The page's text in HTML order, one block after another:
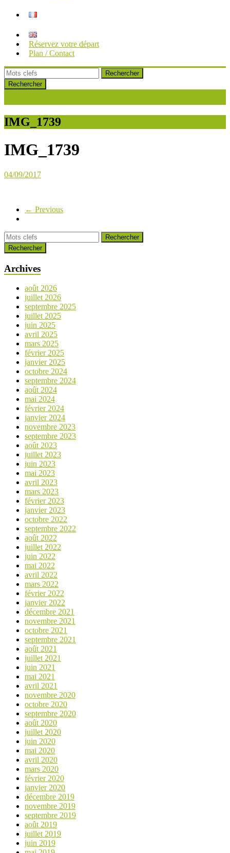
Réservez votre départ
Plan / Contact
Rechercher
IMG_1739
IMG_1739
04/09/2017
← Previous
Rechercher
Archives
août 2026
juillet 2026
septembre 2025
juillet 2025
juin 2025
avril 2025
mars 2025
février 2025
janvier 2025
octobre 2024
septembre 2024
août 2024
mai 2024
février 2024
janvier 2024
novembre 2023
septembre 2023
août 2023
juillet 2023
juin 2023
mai 2023
avril 2023
mars 2023
février 2023
janvier 2023
octobre 2022
septembre 2022
août 2022
juillet 2022
juin 2022
mai 2022
avril 2022
mars 2022
février 2022
janvier 2022
décembre 2021
novembre 2021
octobre 2021
septembre 2021
août 2021
juillet 2021
juin 2021
mai 2021
avril 2021
novembre 2020
octobre 2020
septembre 2020
août 2020
juillet 2020
juin 2020
mai 2020
avril 2020
mars 2020
février 2020
janvier 2020
décembre 2019
novembre 2019
septembre 2019
août 2019
juillet 2019
juin 2019